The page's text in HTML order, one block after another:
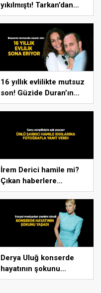
yıkılmıştı! Tarkan’dan
konser paylaşımı
16 yıllık evlilikte mutsuz
son! Güzide Duran’ın
boşanma davasında
İrem Derici hamile mi?
Çıkan haberlere
fotoğrafla yanıt verdi
Derya Uluğ konserde
hayatının şokunu
yaşadı! Korkunç geceyi